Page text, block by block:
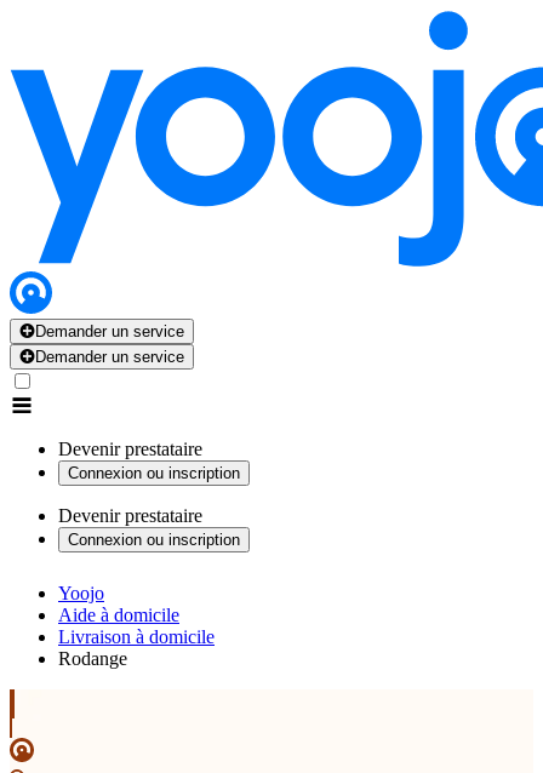
Demander un service
Demander un service
Devenir prestataire
Connexion ou inscription
Devenir prestataire
Connexion ou inscription
Yoojo
Aide à domicile
Livraison à domicile
Rodange